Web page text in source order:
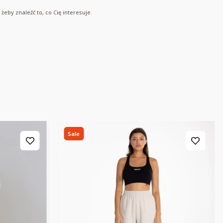
znaleźć to, co Cię interesuje.
Sale